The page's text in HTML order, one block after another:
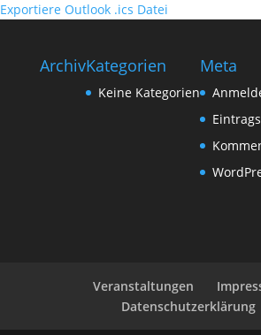
Exportiere Outlook .ics Datei
ArchivKategorien
Keine Kategorien
Meta
Veranstaltungen
Datenschutzerklärung